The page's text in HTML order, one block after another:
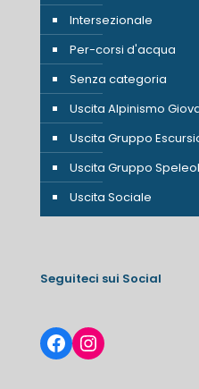
Intersezionale
Per-corsi d'acqua
Senza categoria
Uscita Alpinismo
Uscita Gruppo
Uscita Gruppo
Uscita Sociale
Seguiteci sui Social
Facebook
Instagram